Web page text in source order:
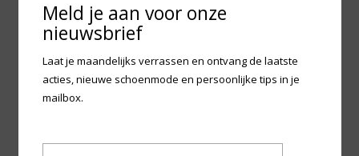
Meld je aan voor onze
nieuwsbrief
Laat je maandelijks verrassen en ontvang de laatste
acties, nieuwe schoenmode en persoonlijke tips in je
mailbox.